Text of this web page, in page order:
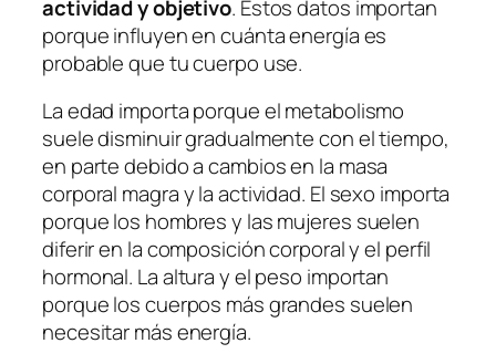
actividad y objetivo. Estos datos importan
porque influyen en cuánta energía es
probable que tu cuerpo use.
La edad importa porque el metabolismo
suele disminuir gradualmente con el tiempo,
en parte debido a cambios en la masa
corporal magra y la actividad. El sexo importa
porque los hombres y las mujeres suelen
diferir en la composición corporal y el perfil
hormonal. La altura y el peso importan
porque los cuerpos más grandes suelen
necesitar más energía.